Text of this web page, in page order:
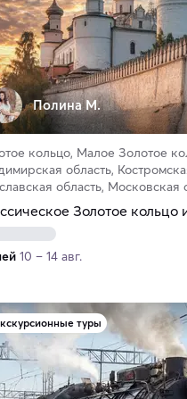
Полина М.
кольцо, Малое Золотое
область,
область, Московская
Золотое кольцо
10 – 14 авг.
туры